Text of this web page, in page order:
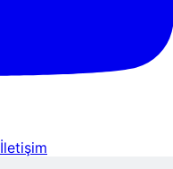
İletişim